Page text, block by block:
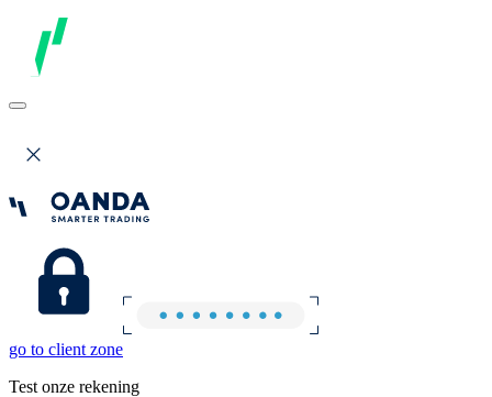
go to client zone
Test onze rekening